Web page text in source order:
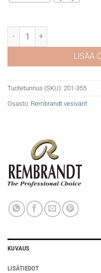
Rembrandt akvarelli 355
LISÄÄ
Tuotetunnus (SKU): 201-355
Osasto: Rembrandt vesivärit
KUVAUS
LISÄTIEDOT